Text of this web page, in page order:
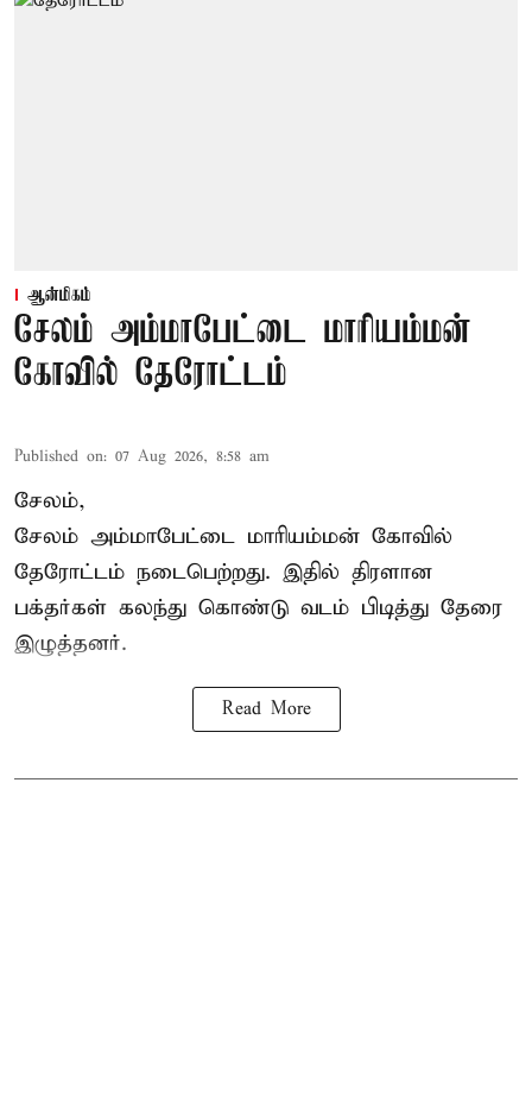
ஆன்மிகம்
சேலம் அம்மாபேட்டை மாரியம்மன்
கோவில் தேரோட்டம்
Published on: 07 Aug 2026, 8:58 am
சேலம்,
சேலம் அம்மாபேட்டை மாரியம்மன் கோவில்
தேரோட்டம் நடைபெற்றது. இதில் திரளான
பக்தர்கள் கலந்து கொண்டு வடம் பிடித்து தேரை
இழுத்தனர்.
Read More